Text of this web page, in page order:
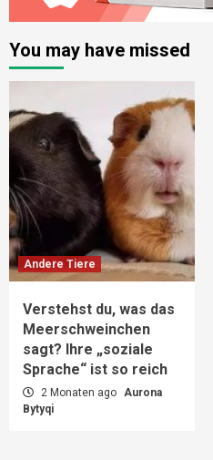
You may have missed
Andere Tiere
Verstehst du, was das
Meerschweinchen
sagt? Ihre „soziale
Sprache“ ist so reich
2 Monaten ago Aurona
Bytyqi